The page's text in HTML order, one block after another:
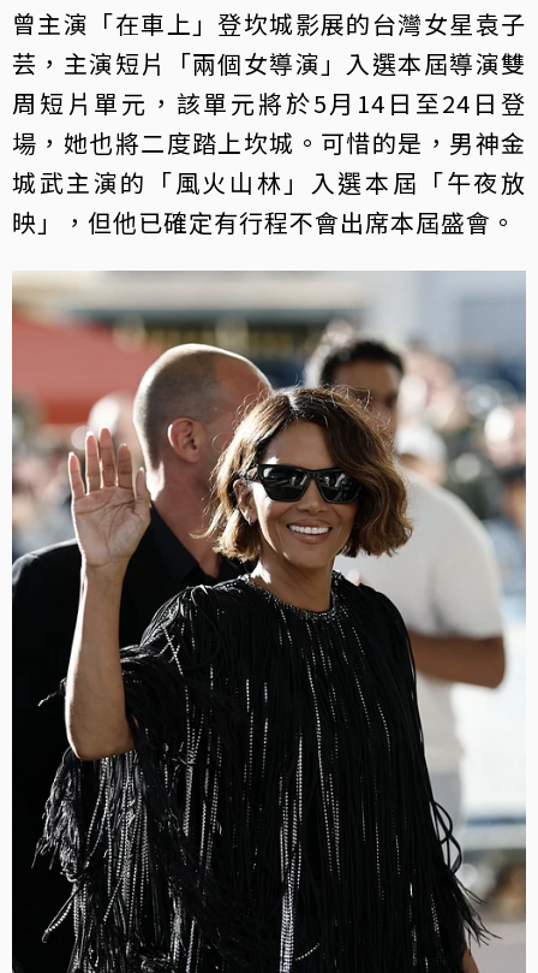
曾主演「在車上」登坎城影展的台灣女星袁子
芸，主演短片「兩個女導演」入選本屆導演雙
周短片單元，該單元將於5月14日至24日登
場，她也將二度踏上坎城。可惜的是，男神金
城武主演的「風火山林」入選本屆「午夜放
映」，但他已確定有行程不會出席本屆盛會。